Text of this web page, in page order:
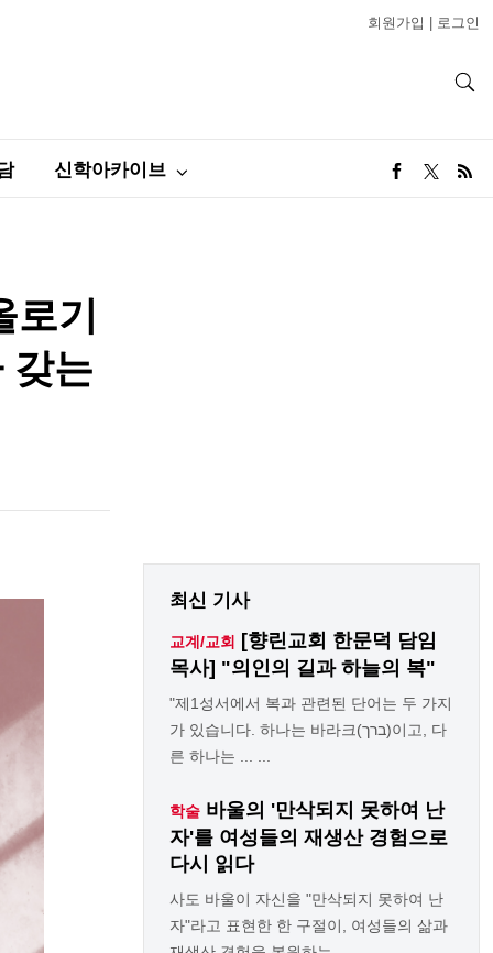
회원가입 로그인
신학아카이브
로기
갖는
최신 기사
교계/교회
[향린교회 한문덕 담임
목사] "의인의 길과 하늘의 복"
"제1성서에서 복과 관련된 단어는 두 가지
가 있습니다. 하나는 바라크(ברך)이고, 다
른 하나는 ... ...
학술 바울의 '만삭되지 못하여 난
자'를 여성들의 재생산 경험으로
다시 읽다
사도 바울이 자신을 "만삭되지 못하여 난
자"라고 표현한 한 구절이, 여성들의 삶과